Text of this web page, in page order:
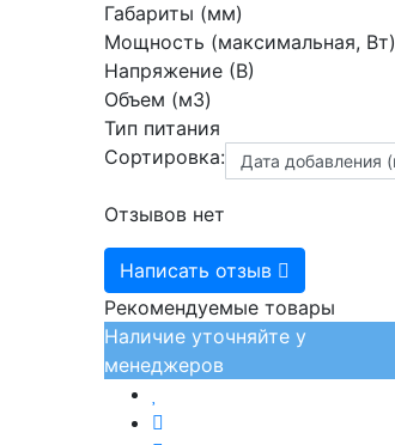
Габариты (мм)
Мощность (максимальная, Вт)
Напряжение (В)
Объем (м3)
Тип питания
Сортировка:
Отзывов нет
Написать отзыв
Рекомендуемые товары
Наличие уточняйте у
менеджеров